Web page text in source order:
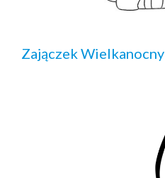
Zajączek Wielkanocny